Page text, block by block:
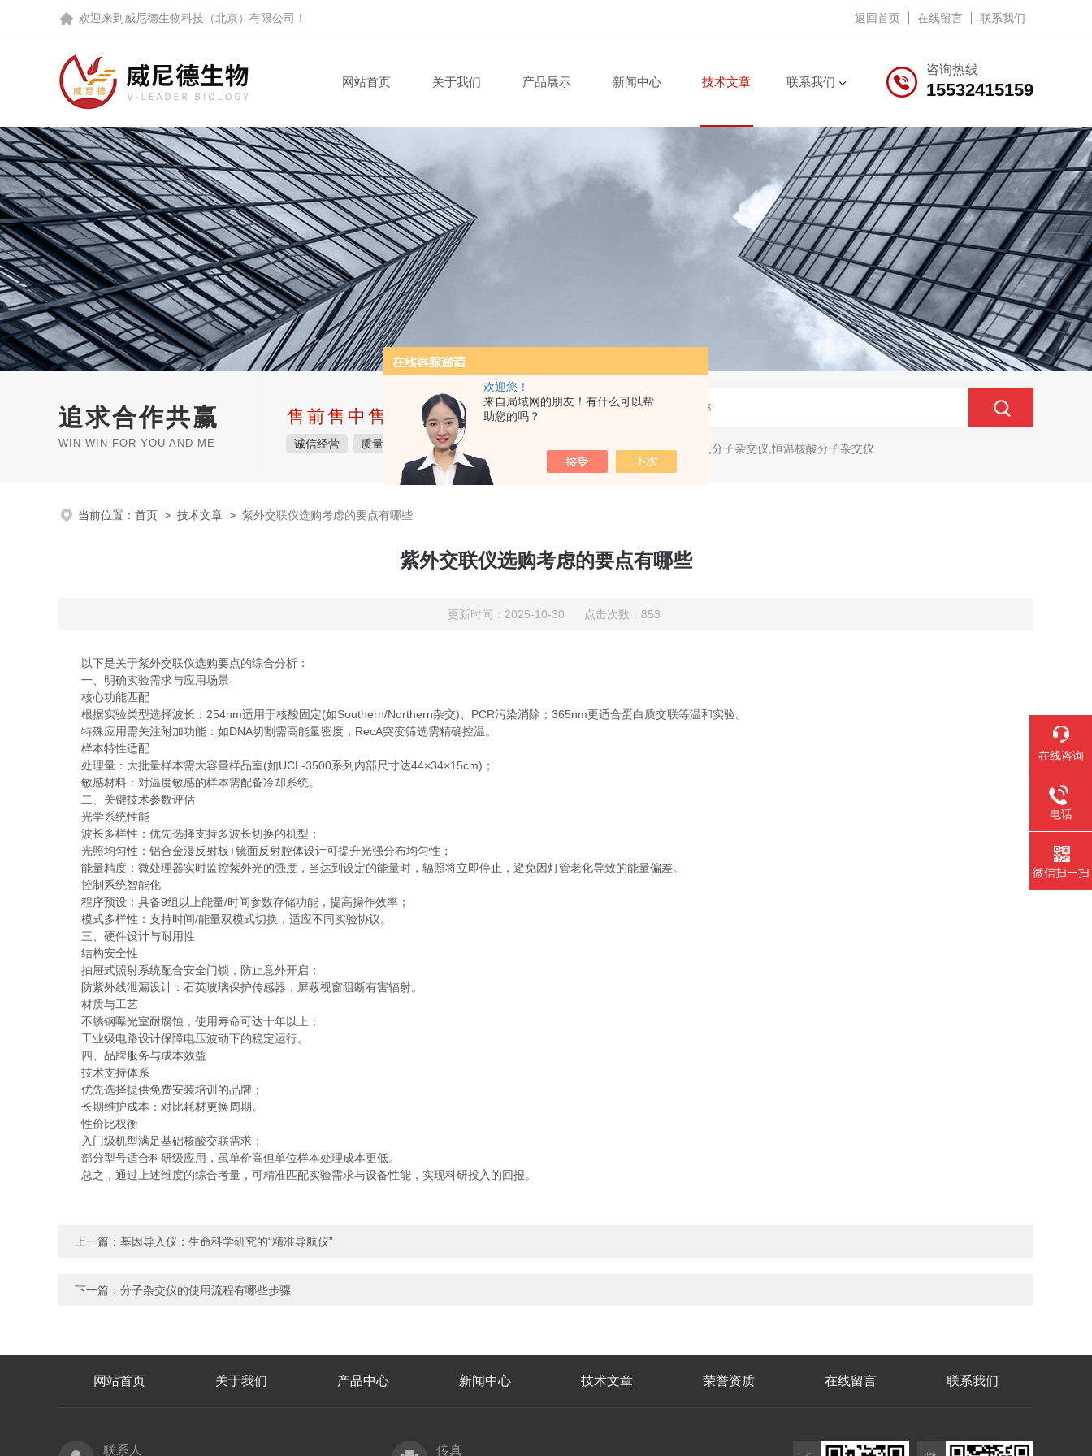
欢迎您！
来自局域网的朋友！有什么可以帮
助您的吗？
欢迎来到 威尼德生物科技（北京）有限公司 ！ 返回首页 在线留言 联系我们
咨询热线
15532415159
网站首页 关于我们 产品展示 新闻中心 技术文章 联系我们
追求合作共赢
WIN WIN FOR YOU AND ME
售前售中售后完整的服务体系
诚信经营 质量保障 价格合理 热门关键词：电穿孔仪,分子杂交仪,恒温核酸分子杂交仪
当前位置： 首页 > 技术文章 > 紫外交联仪选购考虑的要点有哪些
紫外交联仪选购考虑的要点有哪些
更新时间：2025-10-30 点击次数：853
以下是关于紫外交联仪选购要点的综合分析：
一、明确实验需求与应用场景
核心功能匹配
根据实验类型选择波长：254nm适用于核酸固定(如Southern/Northern杂交)、PCR污染消除；365nm更适合蛋白质交联等温和实验。
特殊应用需关注附加功能：如DNA切割需高能量密度，RecA突变筛选需精确控温。
样本特性适配
处理量：大批量样本需大容量样品室(如UCL-3500系列内部尺寸达44×34×15cm)；
敏感材料：对温度敏感的样本需配备冷却系统。
二、关键技术参数评估
光学系统性能
波长多样性：优先选择支持多波长切换的机型；
光照均匀性：铝合金漫反射板+镜面反射腔体设计可提升光强分布均匀性；
能量精度：微处理器实时监控紫外光的强度，当达到设定的能量时，辐照将立即停止，避免因灯管老化导致的能量偏差。
控制系统智能化
程序预设：具备9组以上能量/时间参数存储功能，提高操作效率；
模式多样性：支持时间/能量双模式切换，适应不同实验协议。
三、硬件设计与耐用性
结构安全性
抽屉式照射系统配合安全门锁，防止意外开启；
防紫外线泄漏设计：石英玻璃保护传感器，屏蔽视窗阻断有害辐射。
材质与工艺
不锈钢曝光室耐腐蚀，使用寿命可达十年以上；
工业级电路设计保障电压波动下的稳定运行。
四、品牌服务与成本效益
技术支持体系
优先选择提供免费安装培训的品牌；
长期维护成本：对比耗材更换周期。
性价比权衡
入门级机型满足基础核酸交联需求；
部分型号适合科研级应用，虽单价高但单位样本处理成本更低。
总之，通过上述维度的综合考量，可精准匹配实验需求与设备性能，实现科研投入的回报。
上一篇： 基因导入仪：生命科学研究的“精准导航仪”
下一篇： 分子杂交仪的使用流程有哪些步骤
网站首页 关于我们 产品中心 新闻中心 技术文章 荣誉资质 在线留言 联系我们
联系人 传真
在线咨询
电话
微信扫一扫